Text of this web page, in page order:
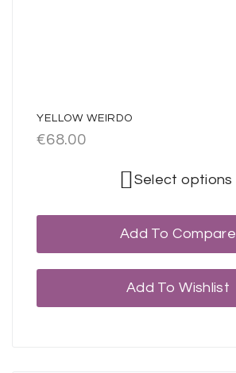
YELLOW WEIRDO
€68.00
Select options
Add To Compare
Add To Wishlist